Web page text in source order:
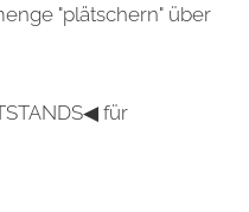
"plätschern" über
für